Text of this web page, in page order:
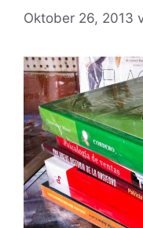
Oktober 26, 2013